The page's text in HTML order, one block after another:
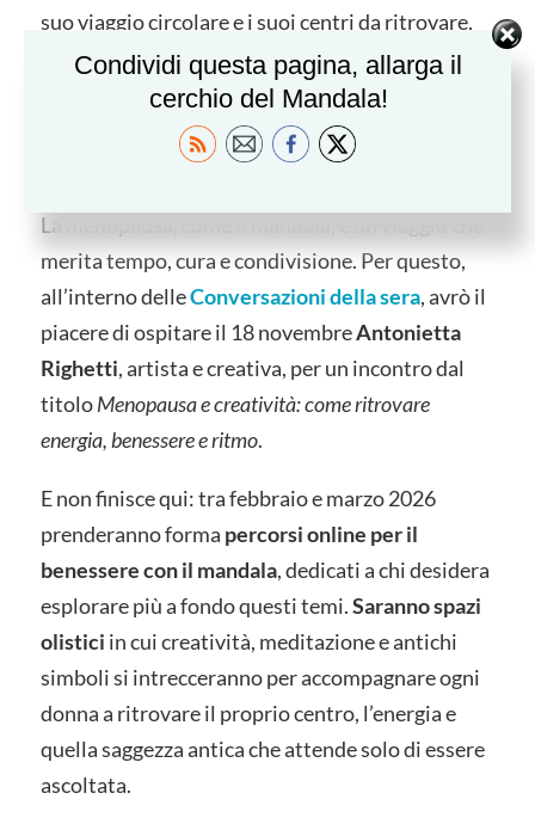
suo viaggio circolare e i suoi centri da ritrovare,
diventa simbolo di trasformazione e
rinnovamento. Non a caso, in molte mitologie e
tradizioni spirituali incontriamo figure femminili
che incarnano questa metamorfosi.
La menopausa, come il mandala, è un viaggio che
merita tempo, cura e condivisione. Per questo,
all’interno delleConversazioni della sera, avrò il
piacere di ospitare il 18 novembreAntonietta
Righetti, artista e creativa, per un incontro dal
titoloMenopausa e creatività: come ritrovare
energia, benessere e ritmo.
E non finisce qui: tra febbraio e marzo 2026
prenderanno forma percorsi online per il
benessere con il mandala, dedicati a chi desidera
esplorare più a fondo questi temi.Saranno spazi
olistici in cui creatività, meditazione e antichi
simboli si intrecceranno per accompagnare ogni
donna a ritrovare il proprio centro, l’energia e
quella saggezza antica che attende solo di essere
ascoltata.
Condividi questa pagina, allarga il
cerchio del Mandala!